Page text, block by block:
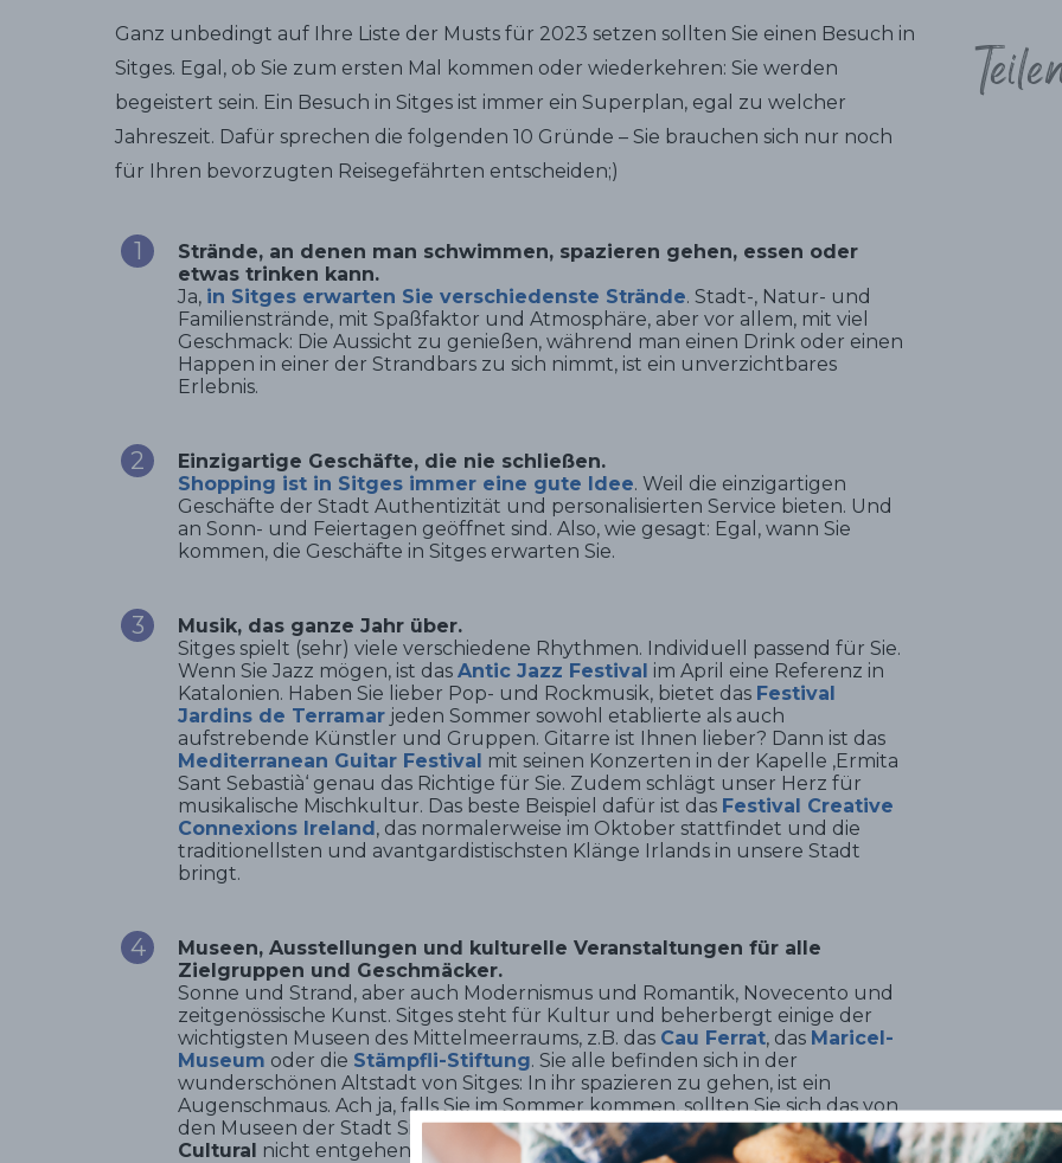
Ganz unbedingt auf Ihre Liste der Musts für 2023 setzen sollten Sie einen Besuch in
Sitges. Egal, ob Sie zum ersten Mal kommen oder wiederkehren: Sie werden
begeistert sein. Ein Besuch in Sitges ist immer ein Superplan, egal zu welcher
Jahreszeit. Dafür sprechen die folgenden 10 Gründe – Sie brauchen sich nur noch
für Ihren bevorzugten Reisegefährten entscheiden;)
Strände, an denen man schwimmen, spazieren gehen, essen oder
etwas trinken kann.
Ja, in Sitges erwarten Sie verschiedenste Strände. Stadt-, Natur- und
Familienstrände, mit Spaßfaktor und Atmosphäre, aber vor allem, mit viel
Geschmack: Die Aussicht zu genießen, während man einen Drink oder einen
Happen in einer der Strandbars zu sich nimmt, ist ein unverzichtbares
Erlebnis.
Einzigartige Geschäfte, die nie schließen.
Shopping ist in Sitges immer eine gute Idee. Weil die einzigartigen
Geschäfte der Stadt Authentizität und personalisierten Service bieten. Und
an Sonn- und Feiertagen geöffnet sind. Also, wie gesagt: Egal, wann Sie
kommen, die Geschäfte in Sitges erwarten Sie.
Musik, das ganze Jahr über.
Sitges spielt (sehr) viele verschiedene Rhythmen. Individuell passend für Sie.
Wenn Sie Jazz mögen, ist das Antic Jazz Festival im April eine Referenz in
Katalonien. Haben Sie lieber Pop- und Rockmusik, bietet das Festival
Jardins de Terramar jeden Sommer sowohl etablierte als auch
aufstrebende Künstler und Gruppen. Gitarre ist Ihnen lieber? Dann ist das
Mediterranean Guitar Festival mit seinen Konzerten in der Kapelle ‚Ermita
Sant Sebastià‘ genau das Richtige für Sie. Zudem schlägt unser Herz für
musikalische Mischkultur. Das beste Beispiel dafür ist das Festival Creative
Connexions Ireland, das normalerweise im Oktober stattfindet und die
traditionellsten und avantgardistischsten Klänge Irlands in unsere Stadt
bringt.
Museen, Ausstellungen und kulturelle Veranstaltungen für alle
Zielgruppen und Geschmäcker.
Sonne und Strand, aber auch Modernismus und Romantik, Novecento und
zeitgenössische Kunst. Sitges steht für Kultur und beherbergt einige der
wichtigsten Museen des Mittelmeerraums, z.B. das Cau Ferrat, das Maricel-
Museum oder die Stämpfli-Stiftung. Sie alle befinden sich in der
wunderschönen Altstadt von Sitges: In ihr spazieren zu gehen, ist ein
Augenschmaus. Ach ja, falls Sie im Sommer kommen, sollten Sie sich das von
den Museen der Stadt Sitges organisierte SommerprogrammSitgestiu
Cultural nicht entgehen lassen.